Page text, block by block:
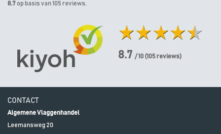
8.7 op basis van 105 reviews.
8.7 / 10 (105 reviews)
CONTACT
Algemene Vlaggenhandel
Leemansweg 20